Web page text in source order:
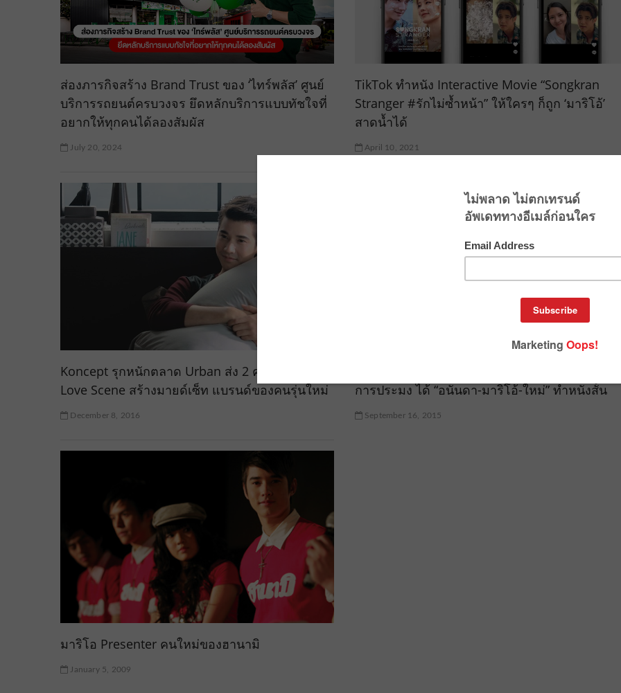
ส่องภารกิจสร้าง Brand Trust ของ ‘ไทร์พลัส’ ศูนย์
บริการรถยนต์ครบวงจร ยึดหลักบริการแบบทัชใจที่
อยากให้ทุกคนได้ลองสัมผัส
July 20, 2024
TikTok ทำหนัง Interactive Movie “Songkran
Stranger #รักไม่ซ้ำหน้า” ให้ใครๆ ก็ถูก ‘มาริโอ้’
สาดน้ำได้
April 10, 2021
Koncept รุกหนักตลาด Urban ส่ง 2 คลิปสร้าง
Love Scene สร้างมายด์เซ็ท แบรนด์ของคนรุ่นใหม่
December 8, 2016
การประมง ได้ “อนันดา-มาริโอ้-ใหม่” ทำหนังสั้น
September 16, 2015
มาริโอ Presenter คนใหม่ของฮานามิ
January 5, 2009